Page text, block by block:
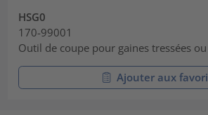
HSG0
170-99001
Outil de coupe pour gaines tressées
Ajouter aux